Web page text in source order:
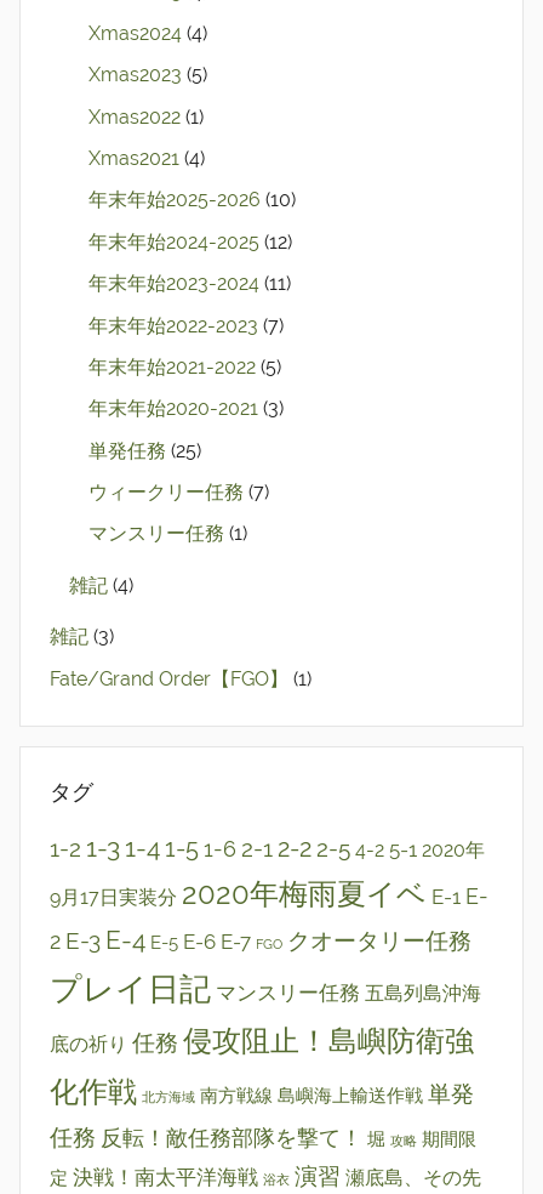
Xmas2024 (4)
Xmas2023 (5)
Xmas2022 (1)
Xmas2021 (4)
年末年始2025-2026 (10)
年末年始2024-2025 (12)
年末年始2023-2024 (11)
年末年始2022-2023 (7)
年末年始2021-2022 (5)
年末年始2020-2021 (3)
単発任務 (25)
ウィークリー任務 (7)
マンスリー任務 (1)
雑記 (4)
雑記 (3)
Fate/Grand Order【FGO】
(1)
タグ
1-2 1-3 1-4 1-5 1-6 2-1 2-2 2-5 4-2 5-1 2020年
9月17日実装分 2020年梅雨夏イベ E-1 E-
2 E-3 E-4 E-5 E-6 E-7 FGO クオータリー任務
プレイ日記 マンスリー任務 五島列島沖海
底の祈り 任務 侵攻阻止！島嶼防衛強
化作戦 北方海域 南方戦線 島嶼海上輸送作戦 単発
任務 反転！敵任務部隊を撃て！ 堀 攻略 期間限
定 決戦！南太平洋海戦 浴衣 演習 瀬底島、その先